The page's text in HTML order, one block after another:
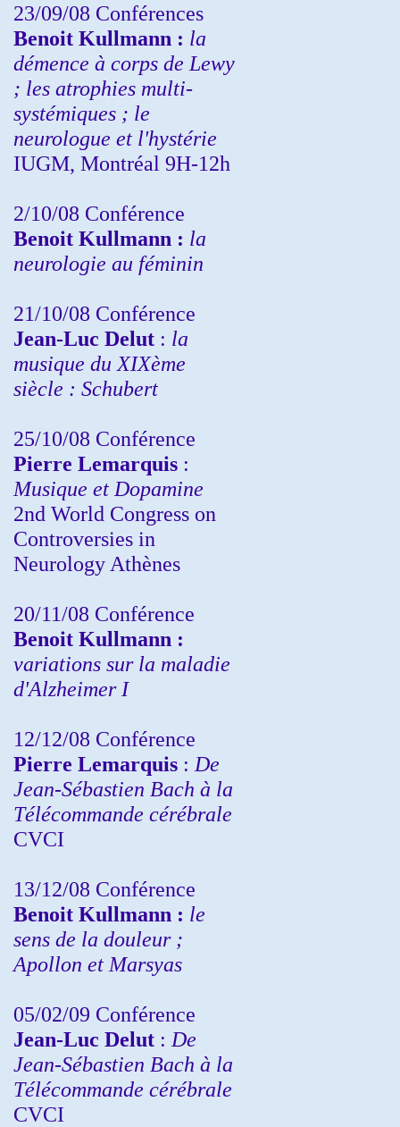
23/09/08 Conférences
Benoit Kullmann : la
démence à corps de Lewy
; les atrophies multi-
systémiques ; le
neurologue et l'hystérie
IUGM, Montréal 9H-12h
2/10/08 Conférence
Benoit Kullmann : la
neurologie au féminin
21/10/08 Conférence
Jean-Luc Delut : la
musique du XIXème
siècle : Schubert
25/10/08 Conférence
Pierre Lemarquis :
Musique et Dopamine
2nd World Congress on
Controversies in
Neurology Athènes
20/11/08 Conférence
Benoit Kullmann :
variations sur la maladie
d'Alzheimer I
12/12/08 Conférence
Pierre Lemarquis : De
Jean-Sébastien Bach à la
Télécommande cérébrale
CVCI
13/12/08 Conférence
Benoit Kullmann : le
sens de la douleur ;
Apollon et Marsyas
05/02/09 Conférence
Jean-Luc Delut : De
Jean-Sébastien Bach à la
Télécommande cérébrale
CVCI